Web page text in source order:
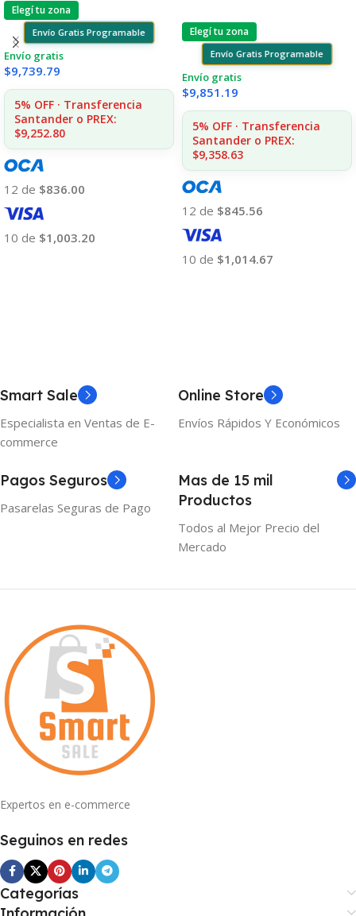
Elegí tu zona
Envío Gratis Programable
Envío gratis
$9,739.79
5% OFF · Transferencia
Santander o PREX:
$9,252.80
12 de $836.00
10 de $1,003.20
Elegí tu zona
Envío Gratis Programable
Envío gratis
$9,851.19
5% OFF · Transferencia
Santander o PREX:
$9,358.63
12 de $845.56
10 de $1,014.67
Smart Sale
Especialista en Ventas de E-
commerce
Online Store
Envíos Rápidos Y Económicos
Pagos Seguros
Pasarelas Seguras de Pago
Mas de 15 mil
Productos
Todos al Mejor Precio del
Mercado
Expertos en e-commerce
Seguinos en redes
Categorías